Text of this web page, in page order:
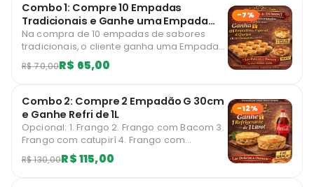
Combo 1: Compre 10 Empadas
Tradicionais e Ganhe uma Empada
Doce e uma Quatro queijo .
Na compra de 10 empadas de sabores
tradicionais, o cliente ganha uma Empada
especial quatro queijo e uma Empada
doce. Imagem ilustrativa
R$ 70,00R$ 65,00
-7%
Combo 2: Compre 2 Empadão G 30cm
e Ganhe Refri de 1L
Opcional: 1. Frango 2. Frango com Bacom 3.
Frango com catupirí 4. Frango com
Cheddar 5. Frango com Azeitona Imagem
ilustrativa
R$ 130,00R$ 115,00
-12%